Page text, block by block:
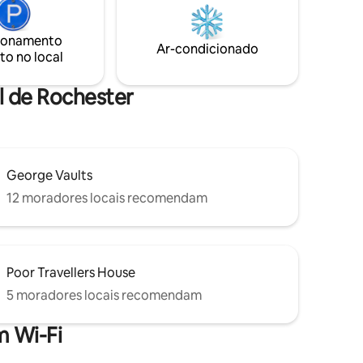
o
tranquilidade, com seus tetos
abobadados, jardins privativos, casa de
veraneio e estacionamento. Os pubs
uma floresta próxima para explorar.
no local
Ar-condicionado
Rochester
George Vaults
12 moradores locais recomendam
Poor Travellers House
5 moradores locais recomendam
Wi-Fi